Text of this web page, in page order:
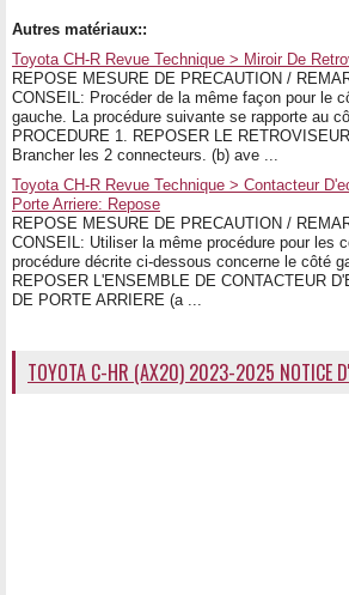
Autres matériaux::
Toyota CH-R Revue Technique > Miroir De
REPOSE MESURE DE PRECAUTION /
CONSEIL: Procéder de la même façon pour le
gauche. La procédure suivante se rapporte au
PROCEDURE 1. REPOSER LE
Brancher les 2 connecteurs. (b) ave ...
Toyota CH-R Revue Technique > Contacteur
Porte Arriere: Repose
REPOSE MESURE DE PRECAUTION /
CONSEIL: Utiliser la même procédure pour les
procédure décrite ci-dessous concerne le côté
REPOSER L'ENSEMBLE DE CONTACTEUR
DE PORTE ARRIERE (a ...
TOYOTA C-HR (AX20) 2023-2025 NOTICE